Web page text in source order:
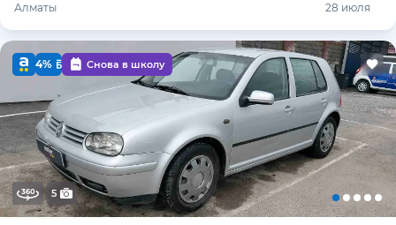
Алматы 28 июля
4% Снова в школу
5